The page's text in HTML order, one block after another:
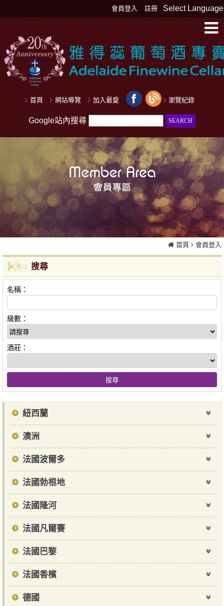
Select Language
會員登入 註冊
首頁 網站導覽 加入最愛 瀏覽紀錄
Google站內搜尋
首頁 會員登入
搜尋
名稱：
級數：
酒莊：
紐西蘭
澳洲
法國波爾多
法國勃根地
法國隆河
法國凡爾賽
法國巴黎
法國香檳
德國